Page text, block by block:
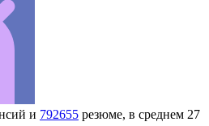
и 792655 резюме, в среднем 27